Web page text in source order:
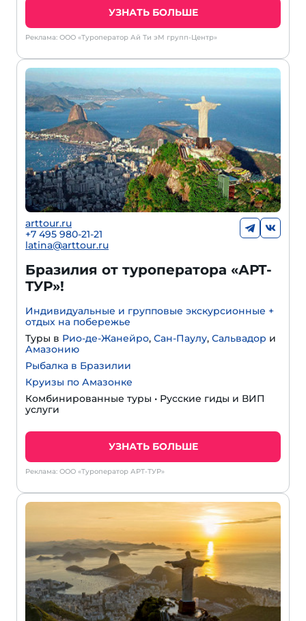
УЗНАТЬ БОЛЬШЕ
Реклама: ООО «Туроператор Ай Ти эМ групп-Центр»
arttour.ru
+7 495 980-21-21
latina@arttour.ru
Бразилия от туроператора «АРТ-
ТУР»!
Индивидуальные и групповые экскурсионные +
отдых на побережье
Туры в Рио-де-Жанейро, Сан-Паулу, Сальвадор и
Амазонию
Рыбалка в Бразилии
Круизы по Амазонке
Комбинированные туры • Русские гиды и ВИП
услуги
УЗНАТЬ БОЛЬШЕ
Реклама: ООО «Туроператор АРТ-ТУР»